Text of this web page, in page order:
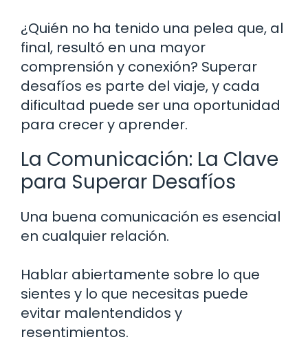
¿Quién no ha tenido una pelea que, al
final, resultó en una mayor
comprensión y conexión? Superar
desafíos es parte del viaje, y cada
dificultad puede ser una oportunidad
para crecer y aprender.
La Comunicación: La Clave
para Superar Desafíos
Una buena comunicación es esencial
en cualquier relación.
Hablar abiertamente sobre lo que
sientes y lo que necesitas puede
evitar malentendidos y
resentimientos.